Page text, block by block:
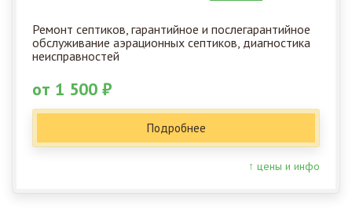
Ремонт септиков, гарантийное и послегарантийное
обслуживание аэрационных септиков, диагностика
неисправностей
от 1 500 ₽
Подробнее
↑ цены и инфо